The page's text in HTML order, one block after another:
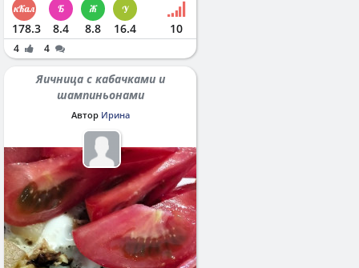
178.3 8.4 8.8 16.4 10
4 4
Яичница с кабачками и
шампиньонами
Автор Ирина